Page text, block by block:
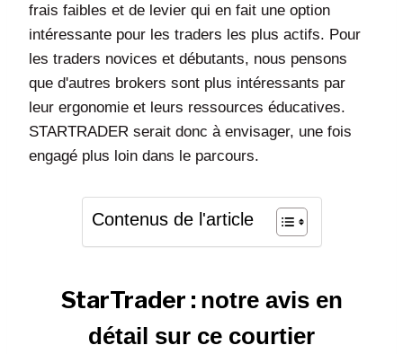
frais faibles et de levier qui en fait une option
intéressante pour les traders les plus actifs. Pour
les traders novices et débutants, nous pensons
que d'autres brokers sont plus intéressants par
leur ergonomie et leurs ressources éducatives.
STARTRADER serait donc à envisager, une fois
engagé plus loin dans le parcours.
Contenus de l'article
StarTrader : notre avis en
détail sur ce courtier